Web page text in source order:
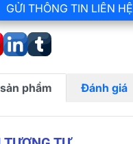
GỬI THÔNG TIN LIÊN HỆ
phẩm Đánh giá